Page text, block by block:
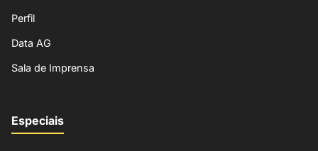
Perfil
Data AG
Sala de Imprensa
Especiais